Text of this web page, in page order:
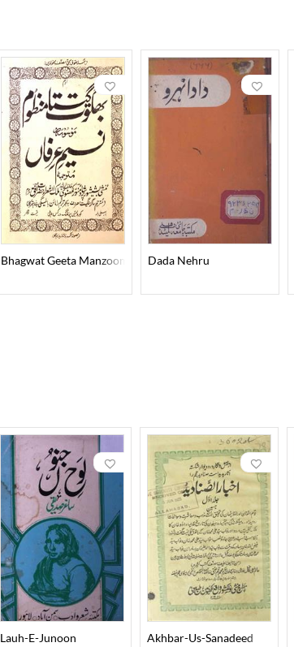
Bhagwat Geeta Manzoom Dada Nehru
Lauh-E-Junoon Akhbar-Us-Sanadeed